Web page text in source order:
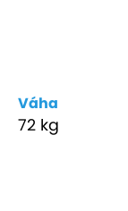
Váha
72 kg